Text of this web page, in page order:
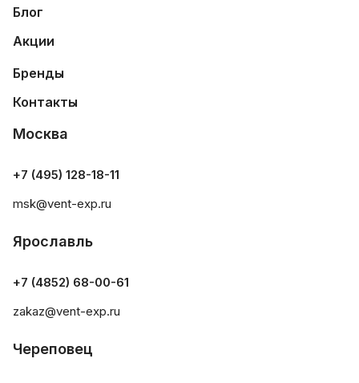
Блог
Акции
Бренды
Контакты
Москва
+7 (495) 128-18-11
msk@vent-exp.ru
Ярославль
+7 (4852) 68-00-61
zakaz@vent-exp.ru
Череповец